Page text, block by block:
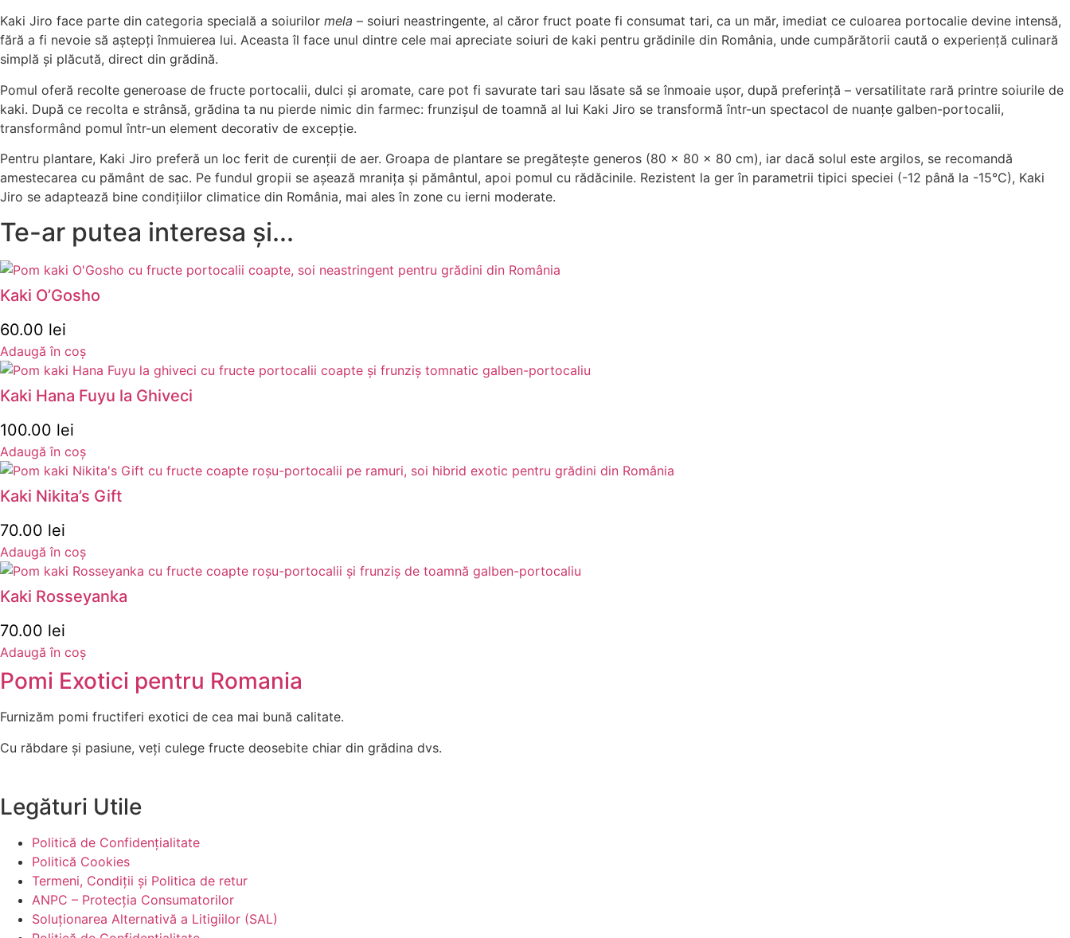
Kaki Jiro face parte din categoria specială a soiurilor mela – soiuri neastringente, al căror fruct poate fi consumat tari, ca un măr, imediat ce culoarea portocalie devine intensă,
fără a fi nevoie să aștepți înmuierea lui. Aceasta îl face unul dintre cele mai apreciate soiuri de kaki pentru grădinile din România, unde cumpărătorii caută o experiență culinară
simplă și plăcută, direct din grădină.
Pomul oferă recolte generoase de fructe portocalii, dulci și aromate, care pot fi savurate tari sau lăsate să se înmoaie ușor, după preferință – versatilitate rară printre soiurile de
kaki. După ce recolta e strânsă, grădina ta nu pierde nimic din farmec: frunzișul de toamnă al lui Kaki Jiro se transformă într-un spectacol de nuanțe galben-portocalii,
transformând pomul într-un element decorativ de excepție.
Pentru plantare, Kaki Jiro preferă un loc ferit de curenții de aer. Groapa de plantare se pregătește generos (80 x 80 x 80 cm), iar dacă solul este argilos, se recomandă
amestecarea cu pământ de sac. Pe fundul gropii se așează mranița și pământul, apoi pomul cu rădăcinile. Rezistent la ger în parametrii tipici speciei (-12 până la -15°C), Kaki
Jiro se adaptează bine condițiilor climatice din România, mai ales în zone cu ierni moderate.
Te-ar putea interesa și...
Kaki O’Gosho
60.00 lei
Adaugă în coș
Kaki Hana Fuyu la Ghiveci
100.00 lei
Adaugă în coș
Kaki Nikita’s Gift
70.00 lei
Adaugă în coș
Kaki Rosseyanka
70.00 lei
Adaugă în coș
Pomi Exotici pentru Romania
Furnizăm pomi fructiferi exotici de cea mai bună calitate.
Cu răbdare și pasiune, veți culege fructe deosebite chiar din grădina dvs.
Legături Utile
Politică de Confidențialitate
Politică Cookies
Termeni, Condiții și Politica de retur
ANPC – Protecția Consumatorilor
Soluționarea Alternativă a Litigiilor (SAL)